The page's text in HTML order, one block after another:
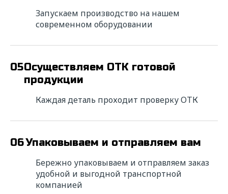
Запускаем производство на нашем
современном оборудовании
05Осуществляем ОТК готовой
продукции
Каждая деталь проходит проверку ОТК
06Упаковываем и отправляем вам
Бережно упаковываем и отправляем заказ
удобной и выгодной транспортной
компанией
Ищете надежного
исполнителя? Напишите нам!
Мы свяжемся с вами в ближайшее время для
сроки подготовим коммерческое
сотрудничества.
* — поля обязательные для заполнения
ФИО*